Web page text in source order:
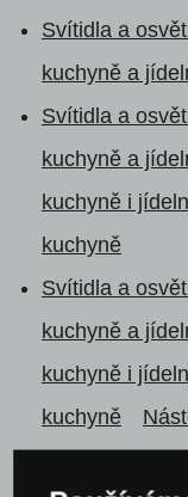
Svítidla a
kuchyně a
Svítidla a
kuchyně a
kuchyně i
kuchyně
Svítidla a
kuchyně a
kuchyně i
kuchyně